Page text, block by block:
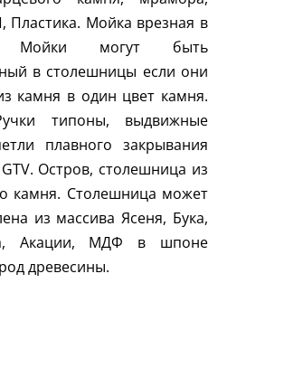
Пластика. Мойка врезная в
Мойки могут быть
в столешницы если они
камня в один цвет камня.
типоны, выдвижные
плавного закрывания
GTV. Остров, столешница из
камня. Столешница может
из массива Ясеня, Бука,
Акации, МДФ в шпоне
древесины.